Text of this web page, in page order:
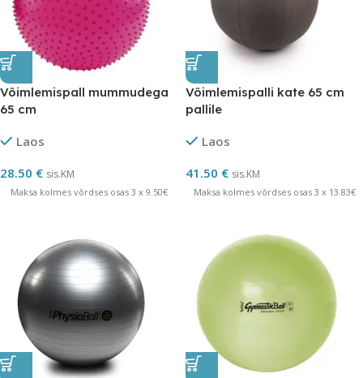
Võimlemispall mummudega
65 cm
Laos
28.50 € sis.KM
Maksa kolmes võrdses osas 3 x 9.50€
Võimlemispalli kate 65 cm
pallile
Laos
41.50 € sis.KM
Maksa kolmes võrdses osas 3 x 13.83€